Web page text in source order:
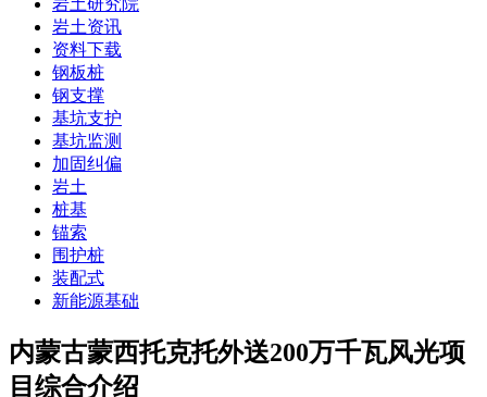
岩土研究院
岩土资讯
资料下载
钢板桩
钢支撑
基坑支护
基坑监测
加固纠偏
岩土
桩基
锚索
围护桩
装配式
新能源基础
内蒙古蒙西托克托外送200万千瓦风光项
目综合介绍